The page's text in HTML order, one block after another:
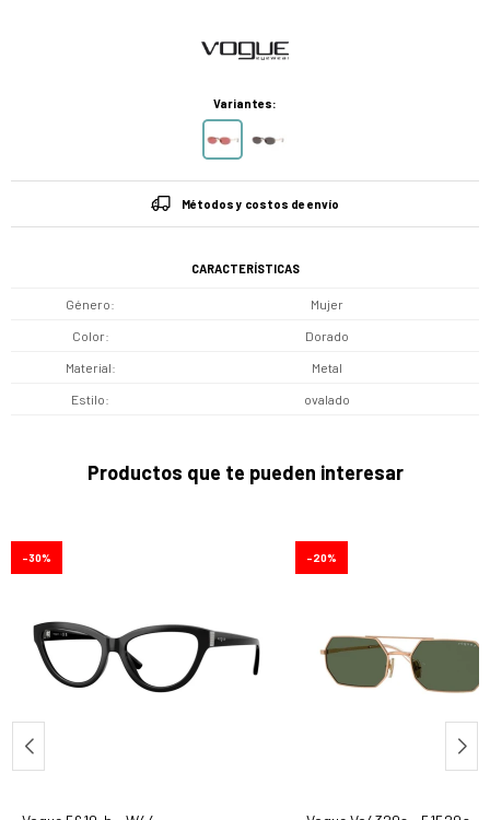
Variantes:
Métodos y costos de envío
CARACTERÍSTICAS
Género Mujer
Color Dorado
Material Metal
Estilo ovalado
Productos que te pueden interesar
30 20